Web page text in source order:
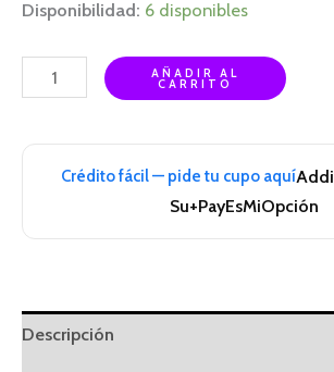
Disponibilidad: 6 disponibles
AÑADIR AL
CARRITO
Crédito fácil — pide tu cupo aquíAddi
Su+PayEsMiOpción
Descripción